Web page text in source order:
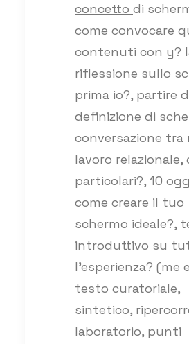
concetto di
come convocare
contenuti con y?
riflessione sullo
prima io?, partire
definizione di
conversazione tra
lavoro
particolari?, 10
come creare il tuo
schermo ideale?,
introduttivo su
l’esperienza? (me
testo curatoriale,
sintetico,
laboratorio, punti